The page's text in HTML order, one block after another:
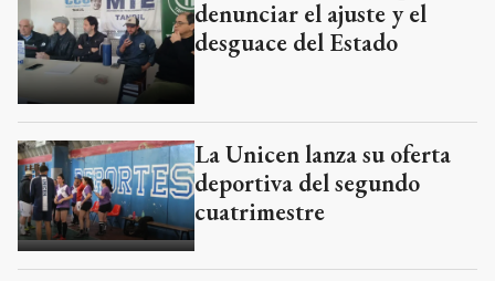
denunciar el ajuste y el
desguace del Estado
La Unicen lanza su oferta
deportiva del segundo
cuatrimestre